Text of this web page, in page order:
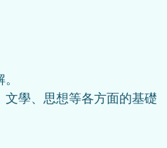
學、思想等各方面的基礎